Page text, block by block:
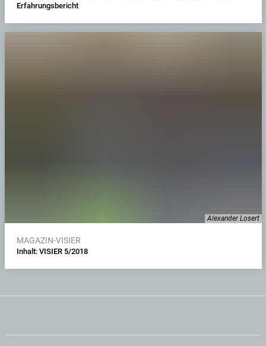
Erfahrungsbericht
Alexander Losert
MAGAZIN-VISIER
Inhalt: VISIER 5/2018